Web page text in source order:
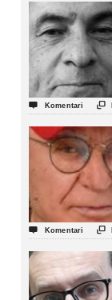
 Komentari 
 Komentari 